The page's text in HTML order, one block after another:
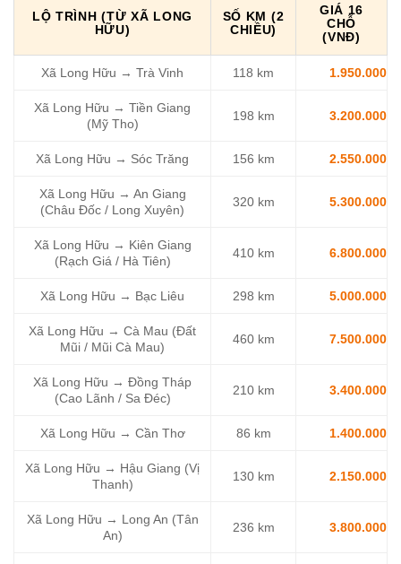
LỘ TRÌNH (TỪ XÃ LONG
HỮU)
SỐ KM (2
CHIỀU)
GIÁ 16
CHỖ
(VNĐ)
Xã Long Hữu → Trà Vinh 118 km 1.950.000
Xã Long Hữu → Tiền Giang
(Mỹ Tho)
198 km 3.200.000
Xã Long Hữu → Sóc Trăng 156 km 2.550.000
Xã Long Hữu → An Giang
(Châu Đốc / Long Xuyên)
320 km 5.300.000
Xã Long Hữu → Kiên Giang
(Rạch Giá / Hà Tiên)
410 km 6.800.000
Xã Long Hữu → Bạc Liêu 298 km 5.000.000
Xã Long Hữu → Cà Mau (Đất
Mũi / Mũi Cà Mau)
460 km 7.500.000
Xã Long Hữu → Đồng Tháp
(Cao Lãnh / Sa Đéc)
210 km 3.400.000
Xã Long Hữu → Cần Thơ 86 km 1.400.000
Xã Long Hữu → Hậu Giang (Vị
Thanh)
130 km 2.150.000
Xã Long Hữu → Long An (Tân
An)
236 km 3.800.000